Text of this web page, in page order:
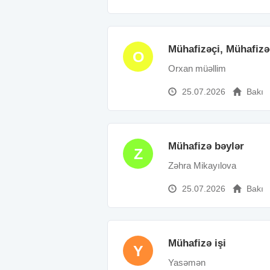
O Mühafizəçi,
Orxan müəllim
25.07.2026 Bakı
Z Mühafizə bəylər
Zəhra Mikayılova
25.07.2026 Bakı
Y Mühafizə işi
Yasəmən